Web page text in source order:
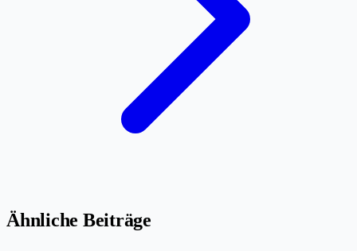
Ähnliche Beiträge